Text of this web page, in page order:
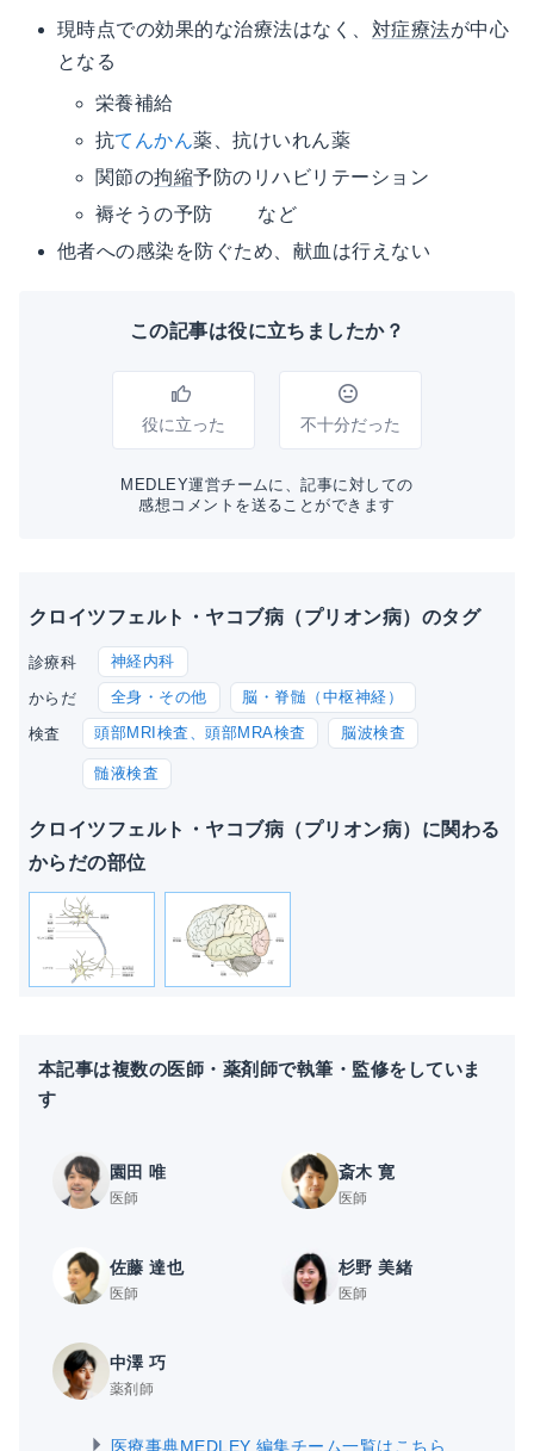
現時点での効果的な治療法はなく、 対症療法が中心
となる
栄養補給
抗てんかん薬、抗けいれん薬
関節の拘縮予防のリハビリテーション
褥そうの予防 など
他者への感染を防ぐため、献血は行えない
この記事は役に立ちましたか？
役に立った 不十分だった
MEDLEY運営チームに、記事に対しての
感想コメントを送ることができます
クロイツフェルト・ヤコブ病（プリオン病）のタグ
診療科 神経内科
からだ 全身・その他 脳・脊髄（中枢神経）
検査 頭部MRI検査、頭部MRA検査 脳波検査
髄液検査
クロイツフェルト・ヤコブ病（プリオン病）に関わる
からだの部位
本記事は複数の医師・薬剤師で執筆・監修をしていま
す
園田 唯
医師
斎木 寛
医師
佐藤 達也
医師
杉野 美緒
医師
中澤 巧
薬剤師
医療事典MEDLEY 編集チーム一覧はこちら